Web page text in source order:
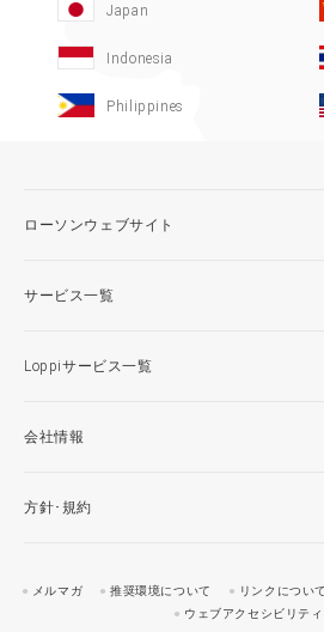
Japan
Indonesia
Philippines
ローソンウェブサイト
サービス一覧
Loppiサービス一覧
会社情報
方針･規約
メルマガ 推奨環境について リンクについて
ウェブアクセシビリテ